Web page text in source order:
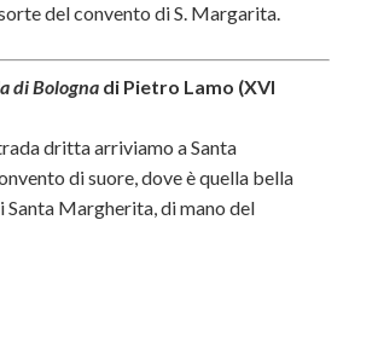
del convento di S. Margarita.
di Bologna di Pietro Lamo (XVI
dritta arriviamo a Santa
di suore, dove è quella bella
Margherita, di mano del